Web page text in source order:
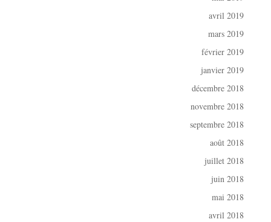
avril 2019
mars 2019
février 2019
janvier 2019
décembre 2018
novembre 2018
septembre 2018
août 2018
juillet 2018
juin 2018
mai 2018
avril 2018